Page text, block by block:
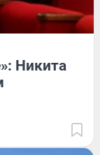
Никита